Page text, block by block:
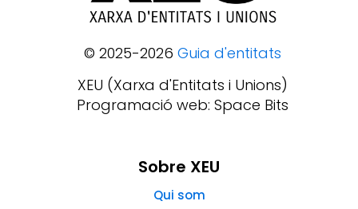
© 2025-2026 Guia d'entitats
XEU (Xarxa d'Entitats i Unions)
Programació web: Space Bits
Sobre XEU
Qui som